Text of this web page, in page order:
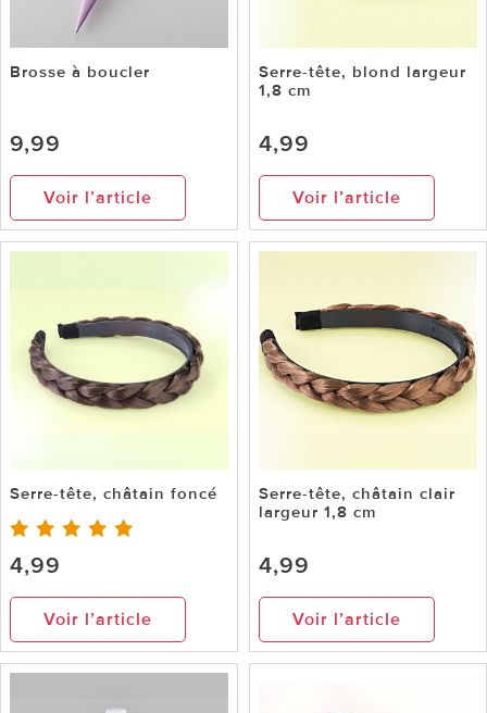
Brosse à boucler
9,99
Voir l’article
Serre-tête, blond largeur
1,8 cm
4,99
Voir l’article
Serre-tête, châtain foncé
4,99
Voir l’article
Serre-tête, châtain clair
largeur 1,8 cm
4,99
Voir l’article